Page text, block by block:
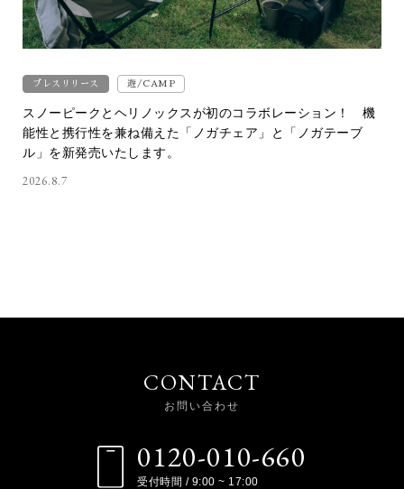
プレスリリース 遊/CAMP
スノーピークとヘリノックスが初のコラボレーション！ 機
能性と携行性を兼ね備えた「ノガチェア」と「ノガテーブ
ル」を新発売いたします。
2026.8.7
CONTACT
お問い合わせ
0120-010-660
受付時間 / 9:00 ~ 17:00